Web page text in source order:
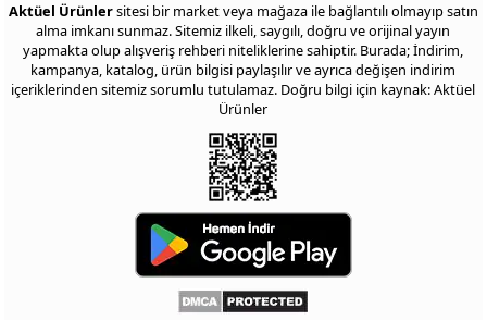
Aktüel Ürünlersitesi bir market veya mağaza ile bağlantılı olmayıp satın
alma imkanı sunmaz. Sitemiz ilkeli, saygılı, doğru ve orijinal yayın
yapmakta olup alışveriş rehberi niteliklerine sahiptir. Burada; İndirim,
kampanya, katalog, ürün bilgisi paylaşılır ve ayrıca değişen indirim
içeriklerinden sitemiz sorumlu tutulamaz. Doğru bilgi için kaynak: Aktüel
Ürünler